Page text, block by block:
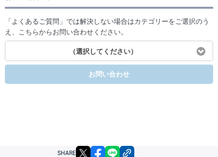
「よくあるご質問」では解決しない場合はカテゴリーをご選択のう
え、こちらからお問い合わせください。
（選択してください）
お問い合わせ
SHARE X facebook